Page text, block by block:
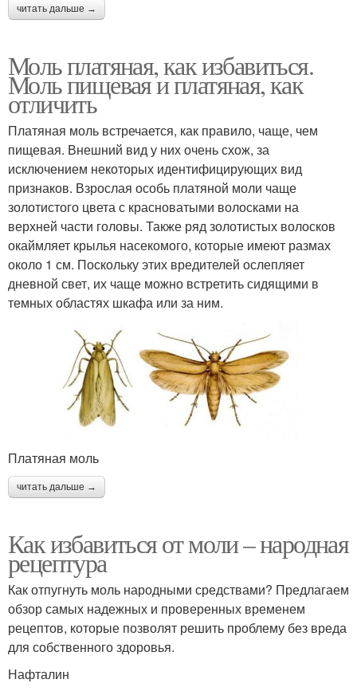
читать дальше →
Моль платяная, как избавиться.
Моль пищевая и платяная, как
отличить
Платяная моль встречается, как правило, чаще, чем
пищевая. Внешний вид у них очень схож, за
исключением некоторых идентифицирующих вид
признаков. Взрослая особь платяной моли чаще
золотистого цвета с красноватыми волосками на
верхней части головы. Также ряд золотистых волосков
окаймляет крылья насекомого, которые имеют размах
около 1 см. Поскольку этих вредителей ослепляет
дневной свет, их чаще можно встретить сидящими в
темных областях шкафа или за ним.
Платяная моль
читать дальше →
Как избавиться от моли – народная
рецептура
Как отпугнуть моль народными средствами? Предлагаем
обзор самых надежных и проверенных временем
рецептов, которые позволят решить проблему без вреда
для собственного здоровья.
Нафталин